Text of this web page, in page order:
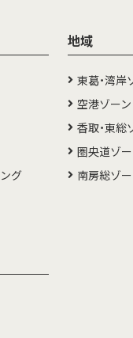
グ
地域
東葛・湾岸
空港ゾーン
香取・東総
圏央道ゾ
南房総ゾ